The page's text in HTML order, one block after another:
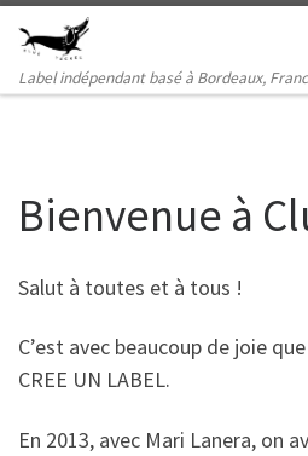
Passer au contenu
Label indépendant basé à Bordeaux,
Bienvenue à
Salut à toutes et à tous !
C’est avec beaucoup de joie
CREE UN LABEL.
En 2013, avec Mari Lanera, on